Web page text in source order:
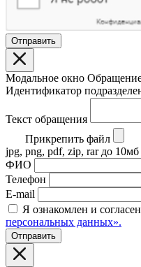
Отправить
Модальное окно
Идентификатор
Текст обращения
Прикрепить файл
jpg, png, pdf, zip, rar до 10мб
ФИО
Телефон
E-mail
Я ознакомлен и
персональных данных».
Отправить